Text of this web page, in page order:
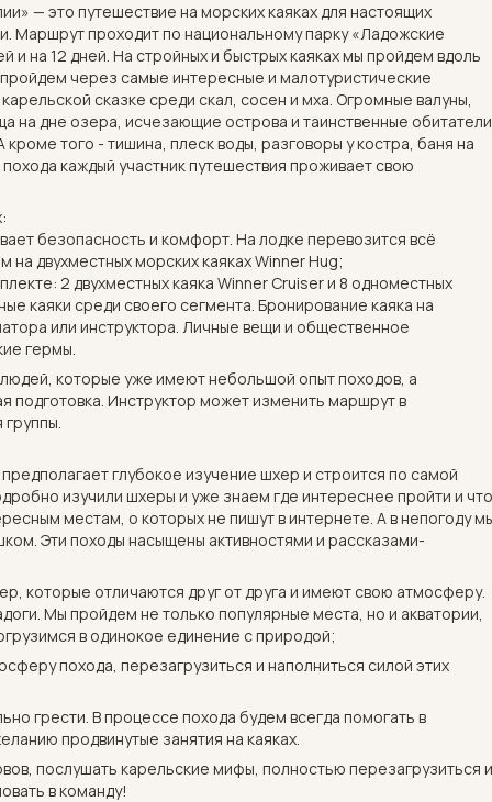
— это путешествие на морских каяках для настоящих
Маршрут проходит по национальному парку «Ладожские
и на 12 дней. На стройных и быстрых каяках мы пройдем вдоль
через самые интересные и малотуристические
сказке среди скал, сосен и мха. Огромные валуны,
на дне озера, исчезающие острова и таинственные обитатели
того - тишина, плеск воды, разговоры у костра, баня на
каждый участник путешествия проживает свою
безопасность и комфорт. На лодке перевозится всё
двухместных морских каяках Winner Hug;
2 двухместных каяка Winner Cruiser и 8 одноместных
каяки среди своего сегмента. Бронирование каяка на
или инструктора. Личные вещи и общественное
гермы.
которые уже имеют небольшой опыт походов, а
подготовка. Инструктор может изменить маршрут в
группы.
глубокое изучение шхер и строится по самой
изучили шхеры и уже знаем где интереснее пройти и что
местам, о которых не пишут в интернете. А в непогоду
Эти походы насыщены активностями и рассказами-
которые отличаются друг от друга и имеют свою атмосферу.
Мы пройдем не только популярные места, но и акватории,
в одинокое единение с природой;
похода, перезагрузиться и наполниться силой этих
грести. В процессе похода будем всегда помогать в
продвинутые занятия на каяках.
послушать карельские мифы, полностью перезагрузиться и
в команду!